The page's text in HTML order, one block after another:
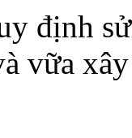
định
vữa